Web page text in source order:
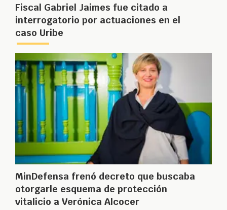
Fiscal Gabriel Jaimes fue citado a
interrogatorio por actuaciones en el
caso Uribe
MinDefensa frenó decreto que buscaba
otorgarle esquema de protección
vitalicio a Verónica Alcocer